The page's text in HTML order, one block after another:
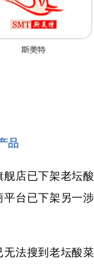
品
店已下架老坛酸
台已下架另一涉
法搜到老坛酸菜